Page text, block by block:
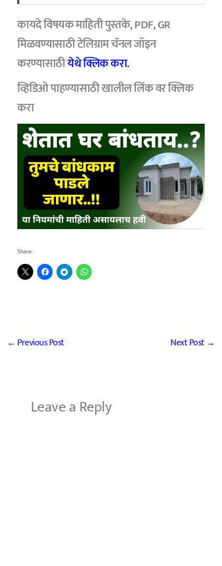
कायदे विषयक माहिती पुस्तके, PDF, GR
मिळवण्यासाठी टेलिग्राम चॅनल जॉइन
करण्यासाठीयेथे क्लिक करा.
व्हिडिओ पाहण्यासाठी खालील लिंक वर क्लिक
करा
Share:
← Previous Post Next Post →
Leave a Reply